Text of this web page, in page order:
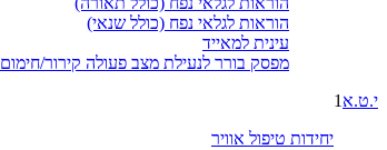
הוראות לגלאי נפח (כולל שנאי)
עינית למאייד
מפסק בורר לנעילת מצב פעולה קירור/חימום
י.ט.א 1
יחידות טיפול אוויר